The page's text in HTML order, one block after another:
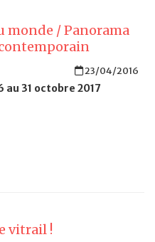
monde / Panorama
23/04/2016
au 31 octobre 2017
vitrail !